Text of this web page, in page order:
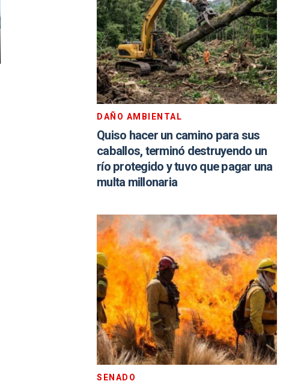
DAÑO AMBIENTAL
Quiso hacer un camino para sus
caballos, terminó destruyendo un
río protegido y tuvo que pagar una
multa millonaria
SENADO